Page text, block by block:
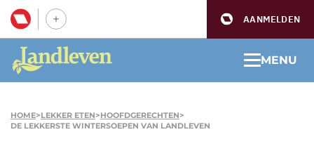
AANMELDEN
MENU
HOME>LEKKER ETEN>HOOFDGERECHTEN>
DE LEKKERSTE WINTERSOEPEN VAN LANDLEVEN